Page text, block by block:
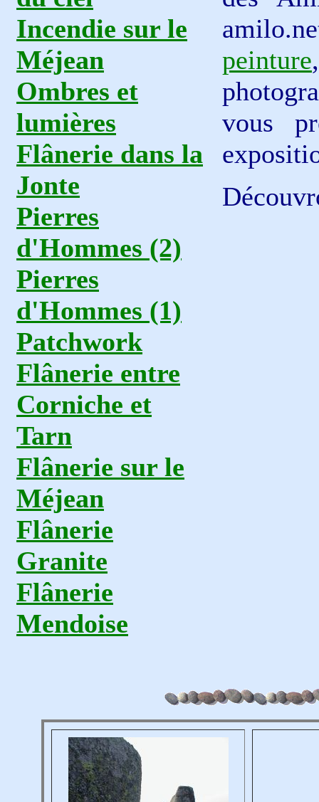
Incendie sur le
Méjean
Ombres et
lumières
Flânerie dans la
Jonte
Pierres
d'Hommes (2)
Pierres
d'Hommes (1)
Patchwork
Flânerie entre
Corniche et
Tarn
Flânerie sur le
Méjean
Flânerie
Granite
Flânerie
Mendoise
peinture
vous